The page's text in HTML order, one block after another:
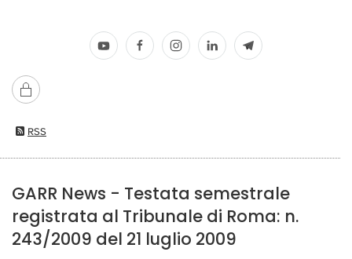
RSS
GARR News - Testata semestrale
registrata al Tribunale di Roma: n.
243/2009 del 21 luglio 2009